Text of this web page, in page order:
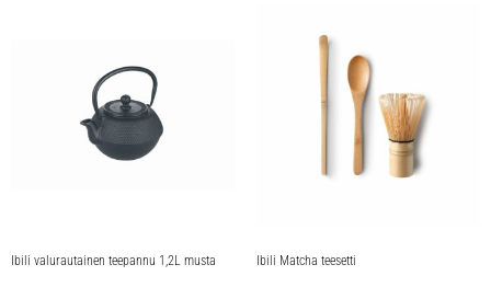
Ibili valurautainen teepannu 1,2L musta Ibili Matcha teesetti